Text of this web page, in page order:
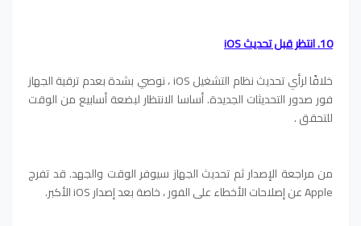
10. انتظر قبل تحديث iOS
خلافًا لرأي تحديث نظام التشغيل iOS ، نوصي بشدة بعدم ترقية الجهاز
فور صدور التحديثات الجديدة. أساسا الانتظار لبضعة أسابيع من الوقت
للتحقق .
من مراجعة الإصدار ثم تحديث الجهاز سيوفر الوقت والجهد. قد تفرج
Apple عن إصلاحات الأخطاء على الفور ، خاصة بعد إصدار iOS الأكبر.